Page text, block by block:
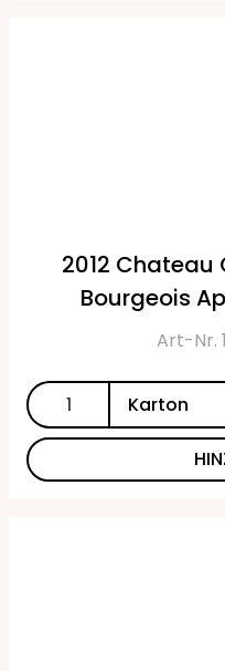
2012 Chateau
Bourgeois
Art-Nr.